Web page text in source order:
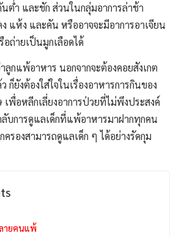
ต่ำ และชัก ส่วนในกลุ่มอาการล่าช้า
แห้ง และคัน หรืออาจจะมีอาการอาเจียน
ถ่ายเป็นมูกเลือดได้
กแพ้อาหาร นอกจากจะต้องคอยสังเกต
ก็ยังต้องใส่ใจในเรื่องอาหารการกินของ
พื่อหลีกเลี่ยงอาการป่วยที่ไม่พึงประสงค์
ลับการดูแลเด็กที่แพ้อาหารมาฝากทุกคน
รองสามารถดูแลเด็ก ๆ ได้อย่างรัดกุม
ายคนแพ้